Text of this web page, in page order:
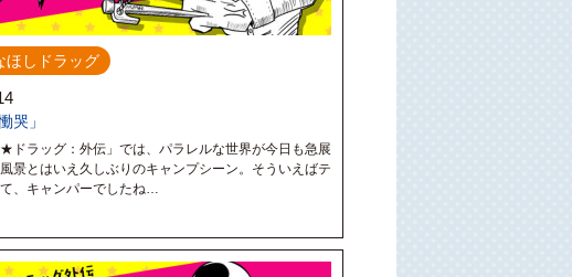
ほしドラッグ
哭」
★ドラッグ：外伝」では、パラレルな世界が今日も急展
景とはいえ久しぶりのキャンプシーン。そういえばテ
て、キャンパーでしたね…